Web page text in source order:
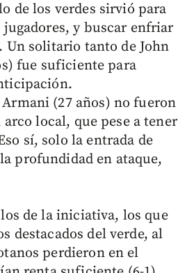
de los verdes sirvió para
y buscar enfriar
Un solitario tanto de John
fue suficiente para
(27 años) no fueron
local, que pese a tener
sí, solo la entrada de
profundidad en ataque,
de la iniciativa, los que
destacados del verde, al
perdieron en el